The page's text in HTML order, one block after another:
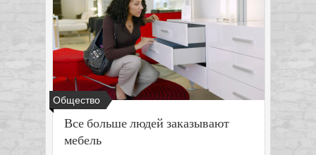
Общество
Все больше людей заказывают
мебель